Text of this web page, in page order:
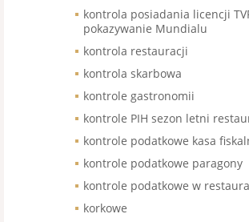
kontrola posiadania licencji
pokazywanie Mundialu
kontrola restauracji
kontrola skarbowa
kontrole gastronomii
kontrole PIH sezon letni
kontrole podatkowe kasa
kontrole podatkowe paragony
kontrole podatkowe w
korkowe